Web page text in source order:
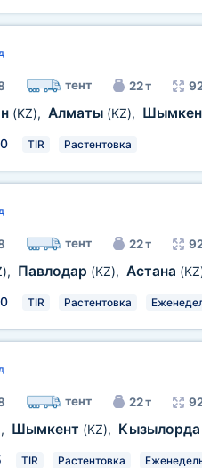
тент 22 т
(KZ), Алматы (KZ),
TIR Растентовка
тент 22 т
, Павлодар (KZ), Астана
TIR Растентовка
тент 22 т
, Шымкент (KZ), Кызылорда
TIR Растентовка